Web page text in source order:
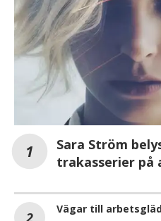
Sara Ström
trakasserier på
Vägar till